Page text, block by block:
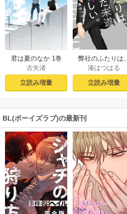
君は夏のなか 1巻
古矢渚
立読み増量
弊社のふたりは、
まだ未遂らしい。
１【コミックシー
モア限定描き下ろ
湊はつはる
立読み増量
BL(ボーイズラブ)の最新刊